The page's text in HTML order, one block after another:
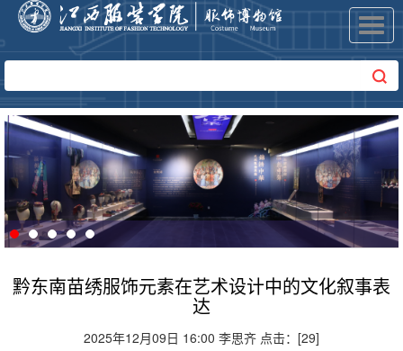
黔东南苗绣服饰元素在艺术设计中的文化叙事表
达
2025年12月09日 16:00 李思齐 点击：[29]